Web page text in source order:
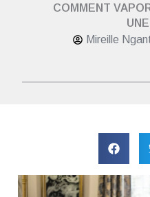
COMMENT
Mireille